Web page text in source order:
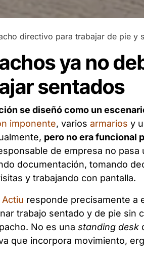
directivo para trabajar de pie y
ya no
sentados
se diseñó como un
imponente, varios armarios y
pero no era funcional
de empresa no pasa
documentación, tomando
y trabajando con pantalla.
responde precisamente a
trabajo sentado y de pie sin
No es una standing desk
que incorpora movimiento,